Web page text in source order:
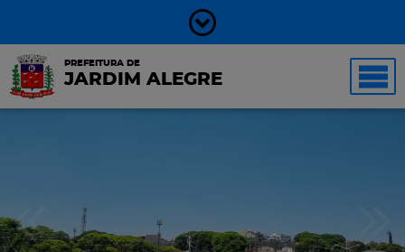
PREFEITURA DE
JARDIM ALEGRE